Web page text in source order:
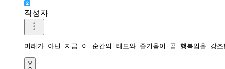
작성자
미래가 아닌 지금 이 순간의 태도와 즐거움이 곧 행복임을 강